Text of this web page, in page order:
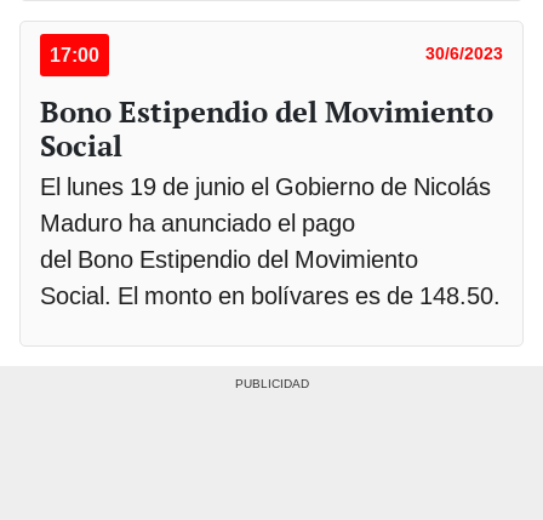
17:00 30/6/2023
Bono Estipendio del Movimiento
Social
El lunes 19 de junio el Gobierno de Nicolás
Maduro ha anunciado el pago
del Bono Estipendio del Movimiento
Social. El monto en bolívares es de 148.50.